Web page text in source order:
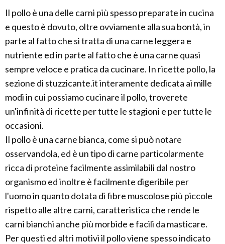
Il pollo è una delle carni più spesso preparate in cucina
e questo è dovuto, oltre ovviamente alla sua bontà, in
parte al fatto che si tratta di una carne leggera e
nutriente ed in parte al fatto che è una carne quasi
sempre veloce e pratica da cucinare. In ricette pollo, la
sezione di stuzzicante.it interamente dedicata ai mille
modi in cui possiamo cucinare il pollo, troverete
un'infinità di ricette per tutte le stagioni e per tutte le
occasioni.
Il pollo è una carne bianca, come si può notare
osservandola, ed è un tipo di carne particolarmente
ricca di proteine facilmente assimilabili dal nostro
organismo ed inoltre è facilmente digeribile per
l'uomo in quanto dotata di fibre muscolose più piccole
rispetto alle altre carni, caratteristica che rende le
carni bianchi anche più morbide e facili da masticare.
Per questi ed altri motivi il pollo viene spesso indicato